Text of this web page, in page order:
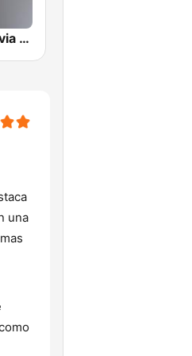
Radio Rivadavia 630 AM
una